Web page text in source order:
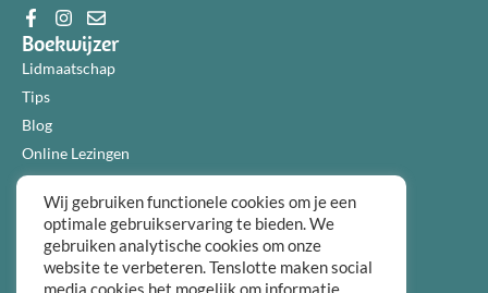
Boekwijzer
Lidmaatschap
Tips
Blog
Online Lezingen
Diensten
Over ons
Informatie
Algemene voorwaarden
Privacybeleid
Wij gebruiken functionele cookies om je een
optimale gebruikservaring te bieden. We
gebruiken analytische cookies om onze
website te verbeteren. Tenslotte maken social
media cookies het mogelijk om informatie